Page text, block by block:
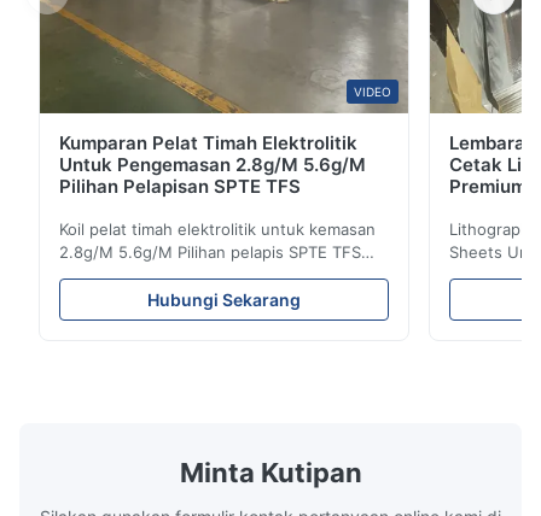
VIDEO
Kumparan Pelat Timah Elektrolitik
Untuk Pengemasan 2.8g/M 5.6g/M
Pilihan Pelapisan SPTE TFS
Koil pelat timah elektrolitik untuk kemasan
2.8g/M 5.6g/M Pilihan pelapis SPTE TFS
Koil pelat timah elektrolitik untuk kemasan -
2,8/2,8 & 5,6/5,6 g/m Opsi pelapis SPTE
TFS Elektrolitik Tin Plate (ETP) merupakan
Hubungi Sekarang
Cetak
Premium
Sheets
660mm
premium
Minta Kutipan